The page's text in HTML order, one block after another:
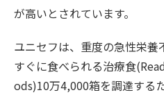
が高いとされています。
ユニセフは、重度の急性栄
すぐに食べられる治療食
ods)10万4,000箱を調達する